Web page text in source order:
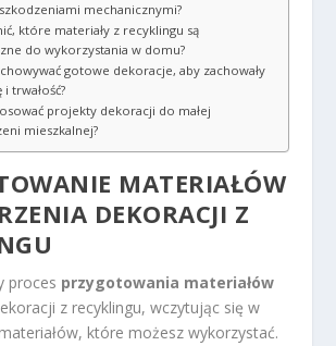
mechanicznymi?
które materiały z recyklingu są
do wykorzystania w domu?
gotowe dekoracje, aby zachowały
trwałość?
projekty dekoracji do małej
mieszkalnej?
MATERIAŁÓW
DEKORACJI Z
proces przygotowania materiałów
z recyklingu, wczytując się w
które możesz wykorzystać.